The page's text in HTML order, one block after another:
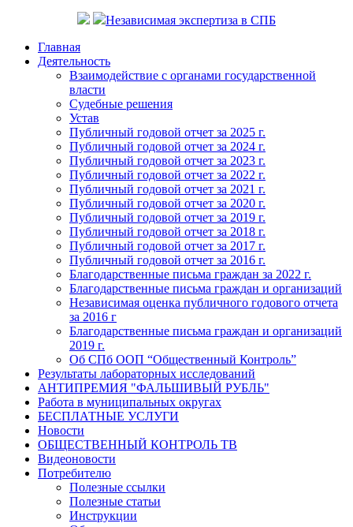
Независимая экспертиза в СПБ
Главная
Деятельность
Взаимодействие с органами государственной
власти
Судебные решения
Устав
Публичный годовой отчет за 2025 г.
Публичный годовой отчет за 2024 г.
Публичный годовой отчет за 2023 г.
Публичный годовой отчет за 2022 г.
Публичный годовой отчет за 2021 г.
Публичный годовой отчет за 2020 г.
Публичный годовой отчет за 2019 г.
Публичный годовой отчет за 2018 г.
Публичный годовой отчет за 2017 г.
Публичный годовой отчет за 2016 г.
Благодарственные письма граждан за 2022 г.
Благодарственные письма граждан и организаций
Независимая оценка публичного годового отчета
за 2016 г
Благодарственные письма граждан и организаций
2019 г.
Об СПб ООП “Общественный Контроль”
Результаты лабораторных исследований
АНТИПРЕМИЯ "ФАЛЬШИВЫЙ РУБЛЬ"
Работа в муниципальных округах
БЕСПЛАТНЫЕ УСЛУГИ
Новости
ОБЩЕСТВЕННЫЙ КОНТРОЛЬ ТВ
Видеоновости
Потребителю
Полезные ссылки
Полезные статьи
Инструкции